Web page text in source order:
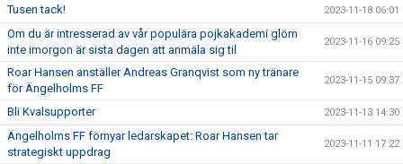
Tusen tack! 2023-11-18 06:01
Om du är intresserad av vår populära pojkakademi glöm
inte imorgon är sista dagen att anmäla sig til
2023-11-16 09:25
Roar Hansen anställer Andreas Granqvist som ny tränare
för Ängelholms FF
2023-11-15 09:37
Bli Kvalsupporter 2023-11-13 14:30
Ängelholms FF förnyar ledarskapet: Roar Hansen tar
strategiskt uppdrag
2023-11-11 17:22